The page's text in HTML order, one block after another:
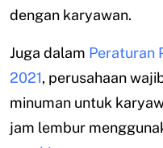
dengan karyawan.
Juga dalam Peraturan
2021, perusahaan
minuman untuk
jam lembur